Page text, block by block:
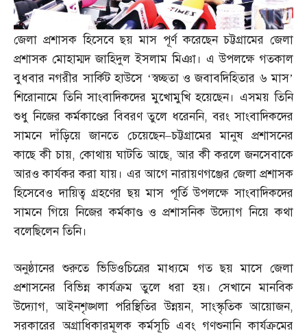
জেলা প্রশাসক হিসেবে ছয় মাস পূর্ণ করেছেন চট্টগ্রামের জেলা
প্রশাসক মোহাম্মদ জাহিদুল ইসলাম মিঞা। এ উপলক্ষে গতকাল
বুধবার নগরীর সার্কিট হাউসে ‘স্বচ্ছতা ও জবাবদিহিতার ৬ মাস’
শিরোনামে তিনি সাংবাদিকদের মুখোমুখি হয়েছেন। এসময় তিনি
শুধু নিজের কর্মকাণ্ডের বিবরণ তুলে ধরেননি,বরং সাংবাদিকদের
সামনে দাঁড়িয়ে জানতে চেয়েছেন–চট্টগ্রামের মানুষ প্রশাসনের
কাছে কী চায়,কোথায় ঘাটতি আছে,আর কী করলে জনসেবাকে
আরও কার্যকর করা যায়। এর আগে নারায়ণগঞ্জের জেলা প্রশাসক
হিসেবেও দায়িত্ব গ্রহণের ছয় মাস পূর্তি উপলক্ষে সাংবাদিকদের
সামনে গিয়ে নিজের কর্মকাণ্ড ও প্রশাসনিক উদ্যোগ নিয়ে কথা
বলেছিলেন তিনি।
অনুষ্ঠানের শুরুতে ভিডিওচিত্রের মাধ্যমে গত ছয় মাসে জেলা
প্রশাসনের বিভিন্ন কার্যক্রম তুলে ধরা হয়। সেখানে মানবিক
উদ্যোগ,আইনশৃঙ্খলা পরিস্থিতির উন্নয়ন,সাংস্কৃতিক আয়োজন,
সরকারের অগ্রাধিকারমূলক কর্মসূচি এবং গণশুনানি কার্যক্রমের